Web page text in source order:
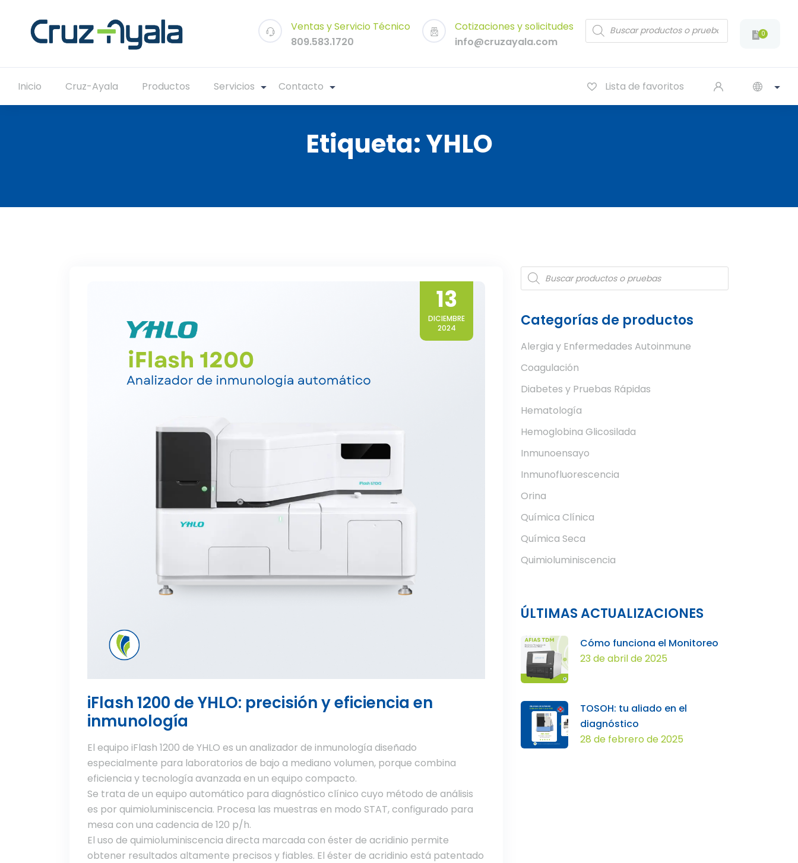
Ventas y Servicio Técnico
809.583.1720
Cotizaciones y solicitudes
info@cruzayala.com
Products
search 0
Inicio Cruz-Ayala Productos Servicios Contacto Lista de favoritos
Etiqueta:YHLO
13
DICIEMBRE
2024
iFlash 1200 de YHLO: precisión y eficiencia en
inmunología
El equipo iFlash 1200 de YHLO es un analizador de inmunología diseñado
especialmente para laboratorios de bajo a mediano volumen, porque combina
eficiencia y tecnología avanzada en un equipo compacto.
Se trata de un equipo automático para diagnóstico clínico cuyo método de análisis
es por quimioluminiscencia. Procesa las muestras en modo STAT, configurado para
mesa con una cadencia de 120 p/h.
El uso de quimioluminiscencia directa marcada con éster de acridinio permite
obtener resultados altamente precisos y fiables. El éster de acridinio está patentado
Products
search
Categorías de productos
Alergia y Enfermedades Autoinmune
Coagulación
Diabetes y Pruebas Rápidas
Hematología
Hemoglobina Glicosilada
Inmunoensayo
Inmunofluorescencia
Orina
Química Clínica
Química Seca
Quimioluminiscencia
ÚLTIMAS ACTUALIZACIONES
Cómo funciona el Monitoreo
23 de abril de 2025
TOSOH: tu aliado en el
diagnóstico
28 de febrero de 2025